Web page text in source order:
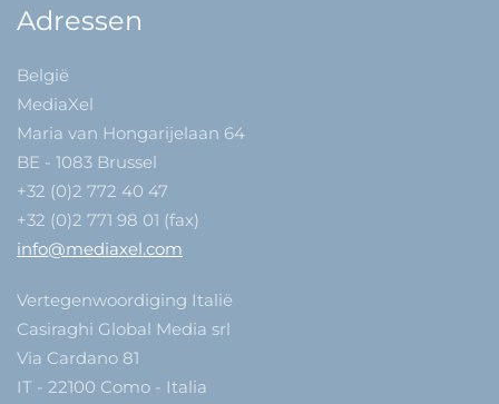
Adressen
België
MediaXel
Maria van Hongarijelaan 64
BE - 1083 Brussel
+32 (0)2 772 40 47
+32 (0)2 771 98 01 (fax)
info@mediaxel.com
Vertegenwoordiging Italië
Casiraghi Global Media srl
Via Cardano 81
IT - 22100 Como - Italia